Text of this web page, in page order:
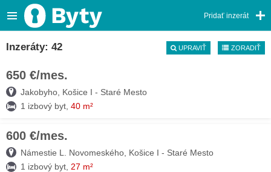
Pridať inzerát
Inzeráty: 42 UPRAVIŤ ZORADIŤ
650 €/mes.
Jakobyho, Košice I - Staré Mesto
1 izbový byt, 40 m²
600 €/mes.
Námestie L. Novomeského, Košice I - Staré Mesto
1 izbový byt, 27 m²